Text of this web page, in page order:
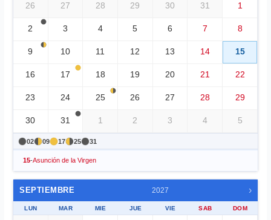
26 27 28 29 30 31 1
2 3 4 5 6 7 8
9 10 11 12 13 14 15
16 17 18 19 20 21 22
23 24 25 26 27 28 29
30 31 1 2 3 4 5
02 09 17 25 31
15-Asunción de la Virgen
SEPTIEMBRE 2027 ›
LUN MAR MIE JUE VIE SAB DOM